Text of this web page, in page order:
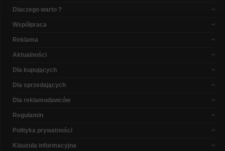
Dlaczego warto ?
Współpraca
Reklama
Aktualności
Dla kupujących
Dla sprzedających
Dla reklamodawców
Regulamin
Polityka prywatności
Klauzula informacyjna